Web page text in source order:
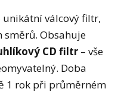
unikátní válcový filtr,
směrů. Obsahuje
CD filtr – vše
Doba
1 rok při průměrném